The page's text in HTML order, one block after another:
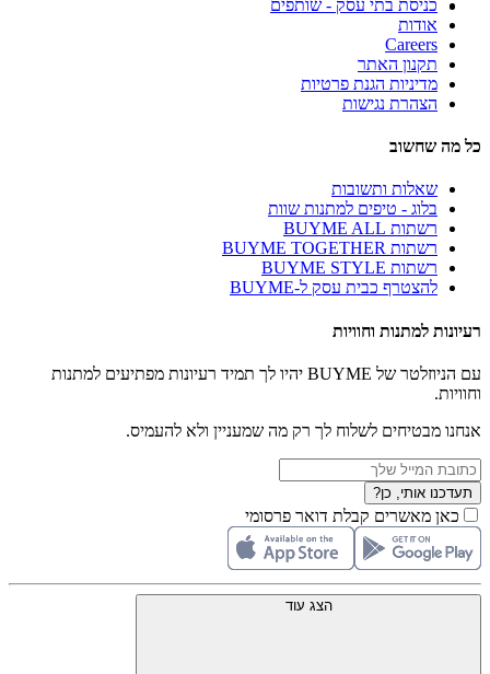
כניסת בתי עסק - שותפים
אודות
Careers
תקנון האתר
מדיניות הגנת פרטיות
הצהרת נגישות
כל מה שחשוב
שאלות ותשובות
בלוג - טיפים למתנות שוות
רשתות BUYME ALL
רשתות BUYME TOGETHER
רשתות BUYME STYLE
להצטרף כבית עסק ל-BUYME
רעיונות למתנות וחוויות
עם הניוזלטר של BUYME יהיו לך תמיד רעיונות מפתיעים למתנות
וחוויות.
אנחנו מבטיחים לשלוח לך רק מה שמעניין ולא להעמיס.
תעדכנו אותי, כן?
כאן מאשרים קבלת דואר פרסומי
הצג עוד